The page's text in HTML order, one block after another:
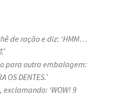
de ração e diz: ‘HMM…
para outra embalagem:
OS DENTES.’
‘WOW! 9